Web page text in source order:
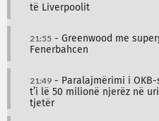
të Liverpoolit
21:55 - Greenwood me
Fenerbahcen
21:49 - Paralajmërimi i OKB-
t’i lë 50 milionë njerëz në
tjetër